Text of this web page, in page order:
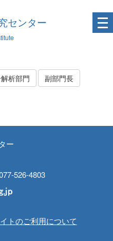
センター
析部門 副部門長
ー
526-4803
トのご利用について